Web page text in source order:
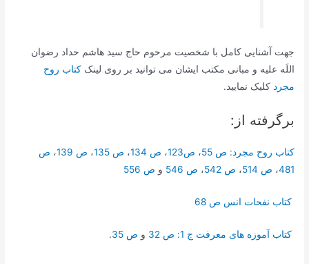
جهت آشنایی کامل با شخصیت مرحوم حاج سید هاشم حداد رضوان
اللَه علیه و مبانی مکتب ایشان می توانید بر روی لینککتاب روح
مجرد کلیک نمایید.
برگرفته از:
کتاب روح مجرد: ص 55 ، ص123 ، ص 134 ، ص 135 ، ص 139 ، ص
481، ص 514 ، ص 542 ، ص 546 و ص 556
کتاب نفحات انس ص 68
کتاب آموزه های معرفت ج 1: ص 32 و ص 35 .